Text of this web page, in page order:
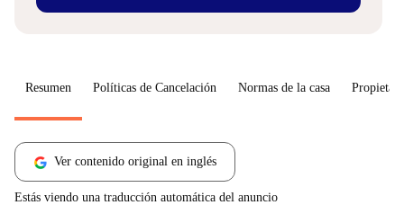
Resumen Políticas de Cancelación Normas de la casa
Ver contenido original en inglés
Estás viendo una traducción automática del anuncio